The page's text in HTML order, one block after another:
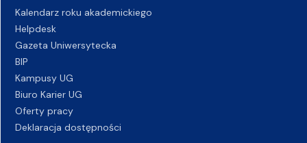
Kalendarz roku akademickiego
Helpdesk
Gazeta Uniwersytecka
BIP
Kampusy UG
Biuro Karier UG
Oferty pracy
Deklaracja dostępności